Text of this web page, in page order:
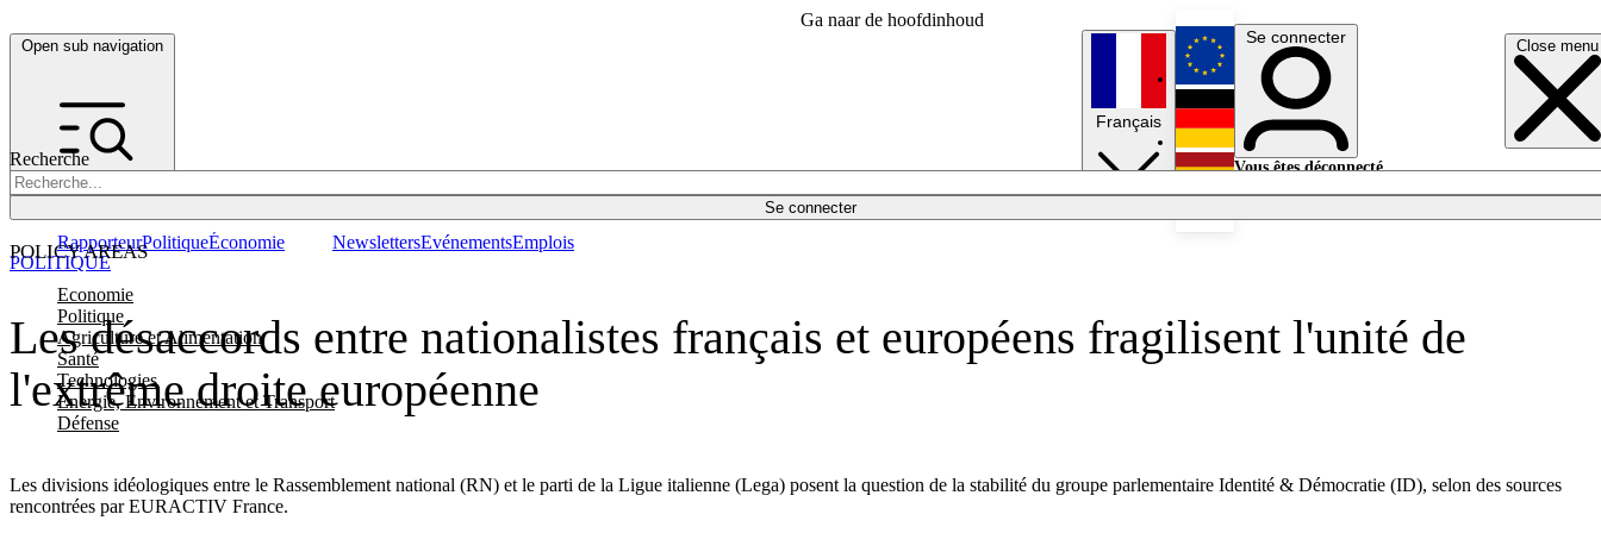
Ga naar de hoofdinhoud
Open sub navigation Close menu
Recherche
Se connecter
POLICY AREAS
Economie
Politique
Agriculture et Alimentation
Santé
Technologies
Energie, Environnement et Transport
Défense
RapporteurPolitiqueÉconomie NewslettersEvénementsEmplois
Français
English
Deutsch
Se connecter
Vous êtes déconnecté.
Les désaccords entre nationalistes français et européens fragilisent l'unité de
l'extrême droite européenne
Les divisions idéologiques entre le Rassemblement national (RN) et le parti de la Ligue italienne (Lega) posent la question de la stabilité du groupe parlementaire Identité & Démocratie (ID), selon des sources
rencontrées par EURACTIV France.
POLITIQUE